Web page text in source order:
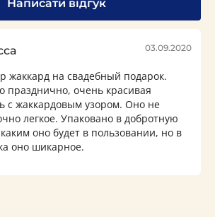
Написати відгук
03.09.2020
жаккард на свадебный подарок.
празднично, очень красивая
с жаккардовым узором. Оно не
легкое. Упаковано в добротную
оно будет в пользовании, но в
оно шикарное.